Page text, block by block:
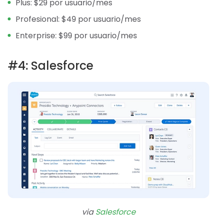
Plus: $29 por usuario/mes
Profesional: $49 por usuario/mes
Enterprise: $99 por usuario/mes
#4: Salesforce
viaSalesforce